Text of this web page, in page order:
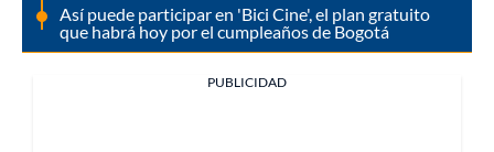
Así puede participar en 'Bici Cine', el plan gratuito
que habrá hoy por el cumpleaños de Bogotá
PUBLICIDAD